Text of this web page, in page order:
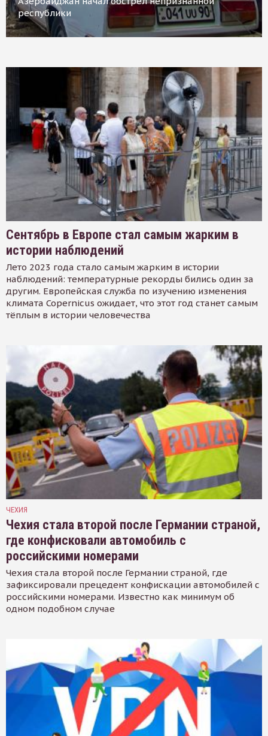
республики
Сентябрь в Европе стал самым жарким в
истории наблюдений
Лето 2023 года стало самым жарким в истории
наблюдений: температурные рекорды бились один за
другим. Европейская служба по изучению изменения
климата Copernicus ожидает, что этот год станет самым
тёплым в истории человечества
ЧЕХИЯ
Чехия стала второй после Германии страной,
где конфисковали автомобиль с
российскими номерами
Чехия стала второй после Германии страной, где
зафиксировали прецедент конфискации автомобилей с
российскими номерами. Известно как минимум об
одном подобном случае